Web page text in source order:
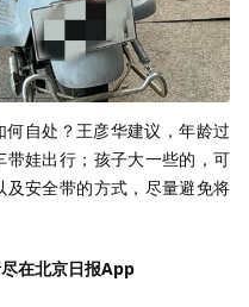
自处？王彦华建议，年龄过
娃出行；孩子大一些的，可
安全带的方式，尽量避免将
在北京日报App